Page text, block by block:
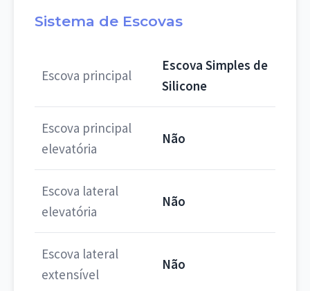
Sistema de Escovas
Escova principal
Escova Simples de
Silicone
Escova principal
elevatória
Não
Escova lateral
elevatória
Não
Escova lateral
extensível
Não